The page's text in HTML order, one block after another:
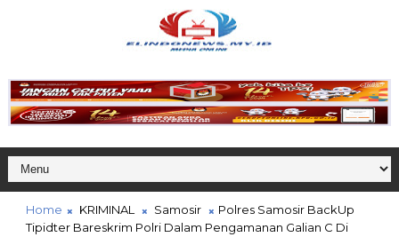
Home KRIMINAL Samosir
Polres Samosir BackUp
Tipidter Bareskrim Polri Dalam Pengamanan Galian C Di